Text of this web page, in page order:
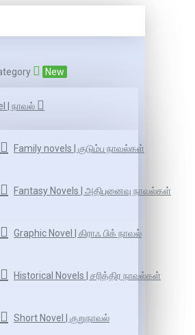
New
| நாவல்
Family novels | குடும்ப நாவல்கள்
Fantasy Novels | அதிபுனைவு நாவல்கள்
Graphic Novel | கிராஃ பிக் நாவல்
Historical Novels | சரித்திர நாவல்கள்
Short Novel | குறுநாவல்